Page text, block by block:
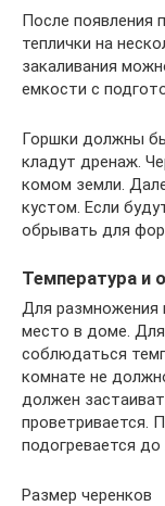
После появления
теплички на
закаливания
емкости с
Горшки должны
кладут дренаж.
комом земли.
кустом. Если
обрывать для
Температура и
Для размножения
место в доме.
соблюдаться
комнате не
должен
проветривается.
подогревается до
Размер черенков